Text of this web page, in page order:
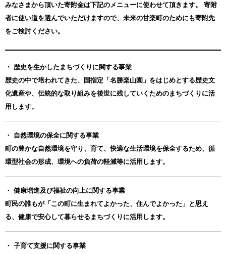
みなさまから頂いた寄附金は下記のメニューに使わせて頂きます。
寄附
者に使い道を選んでいただけますので、未来の甘楽町のためにも寄附先
をご検討ください。
・ 歴史を生かしたまちづくりに関する事業
歴史の中で培われてきた、国指定「名勝楽山園」をはじめとする歴史文
化遺産や、伝統的な取り組みを後世に残していくためのまちづくりに活
用します。
・ 自然環境の保全に関する事業
町の豊かな自然環境を守り、育て、快適な生活環境を保全するため、循
環型社会の形成、環境への負荷の軽減等に活用します。
・ 健康増進及び福祉の向上に関する事業
町民の誰もが「この町に生まれてよかった、住んでよかった」と思え
る、健康で安心して暮らせるまちづくりに活用します。
・ 子育て支援に関する事業